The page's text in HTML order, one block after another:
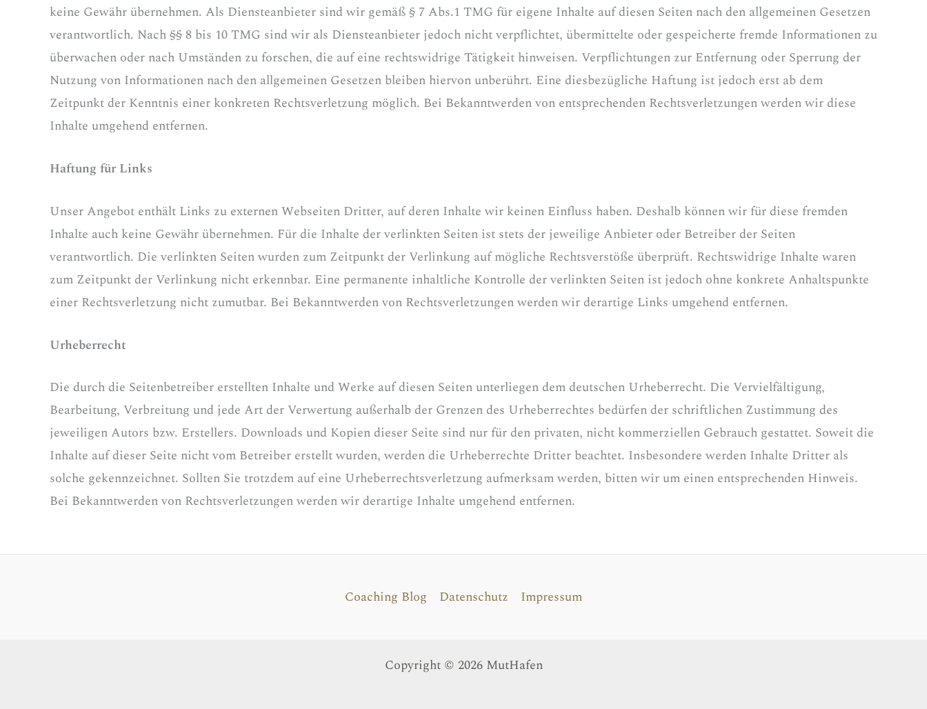
keine Gewähr übernehmen. Als Diensteanbieter sind wir gemäß § 7 Abs.1 TMG für eigene Inhalte auf diesen Seiten nach den allgemeinen Gesetzen
verantwortlich. Nach §§ 8 bis 10 TMG sind wir als Diensteanbieter jedoch nicht verpflichtet, übermittelte oder gespeicherte fremde Informationen zu
überwachen oder nach Umständen zu forschen, die auf eine rechtswidrige Tätigkeit hinweisen. Verpflichtungen zur Entfernung oder Sperrung der
Nutzung von Informationen nach den allgemeinen Gesetzen bleiben hiervon unberührt. Eine diesbezügliche Haftung ist jedoch erst ab dem
Zeitpunkt der Kenntnis einer konkreten Rechtsverletzung möglich. Bei Bekanntwerden von entsprechenden Rechtsverletzungen werden wir diese
Inhalte umgehend entfernen.
Haftung für Links
Unser Angebot enthält Links zu externen Webseiten Dritter, auf deren Inhalte wir keinen Einfluss haben. Deshalb können wir für diese fremden
Inhalte auch keine Gewähr übernehmen. Für die Inhalte der verlinkten Seiten ist stets der jeweilige Anbieter oder Betreiber der Seiten
verantwortlich. Die verlinkten Seiten wurden zum Zeitpunkt der Verlinkung auf mögliche Rechtsverstöße überprüft. Rechtswidrige Inhalte waren
zum Zeitpunkt der Verlinkung nicht erkennbar. Eine permanente inhaltliche Kontrolle der verlinkten Seiten ist jedoch ohne konkrete Anhaltspunkte
einer Rechtsverletzung nicht zumutbar. Bei Bekanntwerden von Rechtsverletzungen werden wir derartige Links umgehend entfernen.
Urheberrecht
Die durch die Seitenbetreiber erstellten Inhalte und Werke auf diesen Seiten unterliegen dem deutschen Urheberrecht. Die Vervielfältigung,
Bearbeitung, Verbreitung und jede Art der Verwertung außerhalb der Grenzen des Urheberrechtes bedürfen der schriftlichen Zustimmung des
jeweiligen Autors bzw. Erstellers. Downloads und Kopien dieser Seite sind nur für den privaten, nicht kommerziellen Gebrauch gestattet. Soweit die
Inhalte auf dieser Seite nicht vom Betreiber erstellt wurden, werden die Urheberrechte Dritter beachtet. Insbesondere werden Inhalte Dritter als
solche gekennzeichnet. Sollten Sie trotzdem auf eine Urheberrechtsverletzung aufmerksam werden, bitten wir um einen entsprechenden Hinweis.
Bei Bekanntwerden von Rechtsverletzungen werden wir derartige Inhalte umgehend entfernen.
Coaching Blog Datenschutz Impressum
Copyright © 2026 MutHafen